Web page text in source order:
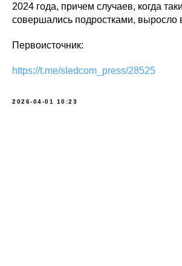
2024 года, причем случаев, когда
совершались подростками, выросло
Первоисточник:
https://t.me/sledcom_press/28525
2026-04-01 10:23